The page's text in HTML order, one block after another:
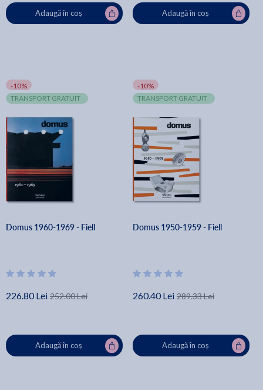
Adaugă în coș Adaugă în coș
-10%
TRANSPORT GRATUIT
Domus 1960-1969 - Fiell
226.80 Lei 252.00 Lei
Adaugă în coș
-10%
TRANSPORT GRATUIT
Domus 1950-1959 - Fiell
260.40 Lei 289.33 Lei
Adaugă în coș